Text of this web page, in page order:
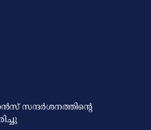
സന്ദര്‍ശനത്തിന്റെ